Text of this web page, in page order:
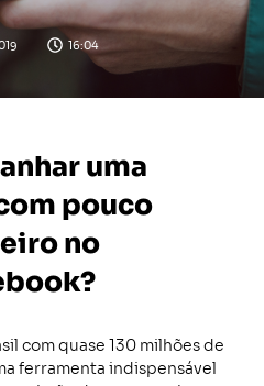
16:04
uma
pouco
no
com quase 130 milhões de
ferramenta indispensável